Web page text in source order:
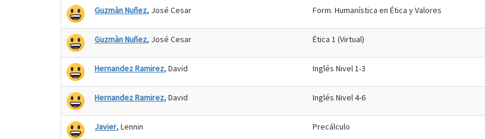
Guzmàn Nuñez, José Cesar Form. Humanística en Ética y Valores
Guzmàn Nuñez, José Cesar Ética 1 (Virtual)
Hernandez Ramirez, David Inglés Nivel 1-3
Hernandez Ramirez, David Inglés Nivel 4-6
Javier, Lennin Precálculo